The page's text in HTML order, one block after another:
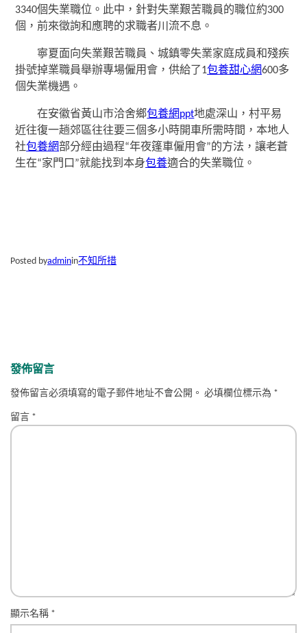
3340個失業職位。此中，針對失業艱苦職員的職位約300
個，前來徵詢和應聘的求職者川流不息。
寧夏面向失業艱苦職員、城鎮零失業家庭成員和殘疾
掛號掉業職員舉辦專場僱用會，供給了1包養甜心網600多
個失業機遇。
在安徽省黃山市洽舍鄉包養網ppt地處深山，村平易
近往復一趟郊區往往要三個多小時開車所需時間，本地人
社包養網部分經由過程“年夜篷車僱用會”的方法，讓老蒼
生在“家門口”就能找到本身包養適合的失業職位。
Posted byadminin不知所措
發佈留言
發佈留言必須填寫的電子郵件地址不會公開。 必填欄位標示為 *
留言 *
顯示名稱 *